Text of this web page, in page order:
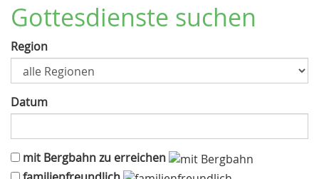
Gottesdienste suchen
Region
Datum
mit Bergbahn zu erreichen